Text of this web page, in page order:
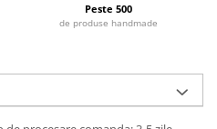
Peste 500
de produse handmade